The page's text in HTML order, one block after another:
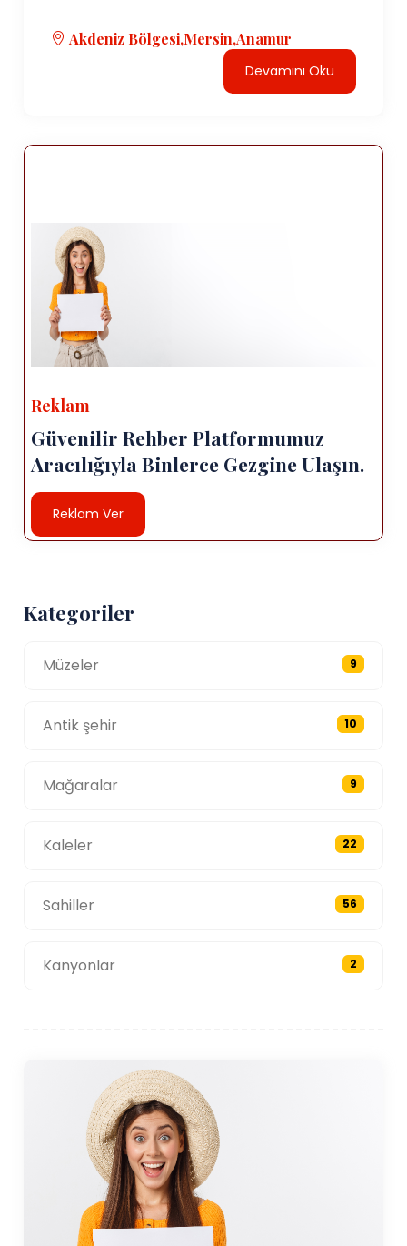
Akdeniz Bölgesi,Mersin,Anamur
Devamını Oku
Reklam
Güvenilir Rehber Platformumuz
Aracılığıyla Binlerce Gezgine Ulaşın.
Reklam Ver
Kategoriler
Müzeler 9
Antik şehir 10
Mağaralar 9
Kaleler 22
Sahiller 56
Kanyonlar 2